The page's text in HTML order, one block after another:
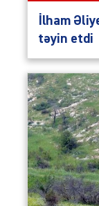
İlham
təyin etdi